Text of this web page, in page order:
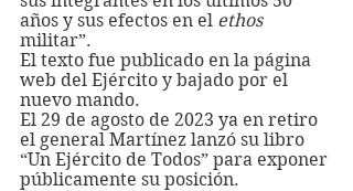
años y sus efectos en el ethos
militar”.
El texto fue publicado en la página
web del Ejército y bajado por el
nuevo mando.
El 29 de agosto de 2023 ya en retiro
el general Martínez lanzó su libro
“Un Ejército de Todos” para exponer
públicamente su posición.